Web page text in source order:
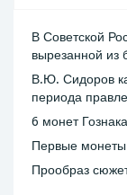
В Советской
вырезанной из
В.Ю. Сидоров
периода
6 монет
Первые
Прообраз